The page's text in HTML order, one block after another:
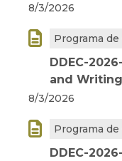
8/3/2026
 Programa de
DDEC-
and
8/3/2026
 Programa de
DDEC-